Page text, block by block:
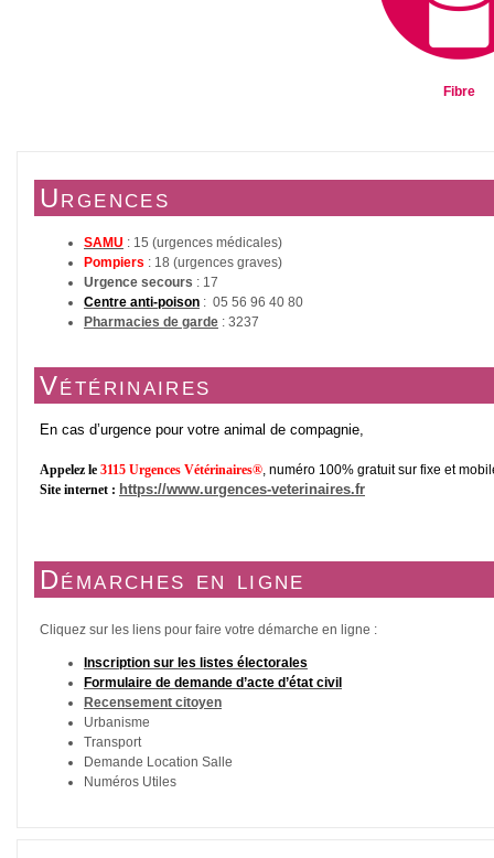
Fibre
Urgences
SAMU : 15 (urgences médicales)
Pompiers : 18 (urgences graves)
Urgence secours : 17
Centre anti-poison : 05 56 96 40 80
Pharmacies de garde : 3237
Vétérinaires
En cas d’urgence pour votre animal de compagnie,
Appelez le 3115 Urgences Vétérinaires®, numéro 100% gratuit sur fixe et
Site internet : https://www.urgences-veterinaires.fr
Démarches en ligne
Cliquez sur les liens pour faire votre démarche en ligne :
Inscription sur les listes électorales
Formulaire de demande d’acte d’état civil
Recensement citoyen
Urbanisme
Transport
Demande Location Salle
Numéros Utiles